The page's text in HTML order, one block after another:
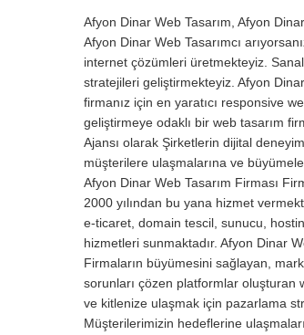
Afyon Dinar Web Tasarım, Afyon
Afyon Dinar Web Tasarımcı
internet çözümleri üretmekteyiz.
stratejileri geliştirmekteyiz. Afyon
firmanız için en yaratıcı responsive
geliştirmeye odaklı bir web tasarım
Ajansı olarak Şirketlerin dijital
müşterilere ulaşmalarına ve
Afyon Dinar Web Tasarım Firması
2000 yılından bu yana hizmet
e-ticaret, domain tescil, sunucu,
hizmetleri sunmaktadır. Afyon Dinar
Firmaların büyümesini sağlayan,
sorunları çözen platformlar oluşturan
ve kitlenize ulaşmak için pazarlama
Müşterilerimizin hedeflerine